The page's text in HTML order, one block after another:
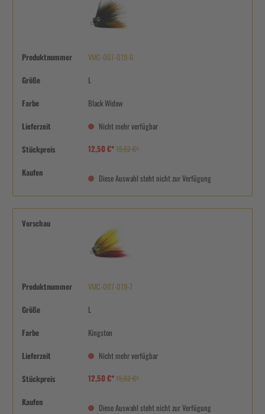
Produktnummer VMC-007-019-6
Größe L
Farbe Black Widow
Lieferzeit Nicht mehr verfügbar
Stückpreis 12,50 €*15,62 €*
Kaufen
Diese Auswahl steht nicht zur Verfügung
Vorschau
Produktnummer VMC-007-019-7
Größe L
Farbe Kingston
Lieferzeit Nicht mehr verfügbar
Stückpreis 12,50 €*15,62 €*
Kaufen
Diese Auswahl steht nicht zur Verfügung